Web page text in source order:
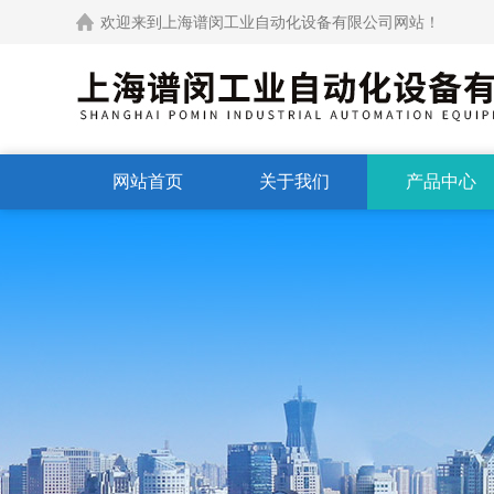
欢迎来到上海谱闵工业自动化设备有限公司网站！
网站首页 关于我们 产品中心